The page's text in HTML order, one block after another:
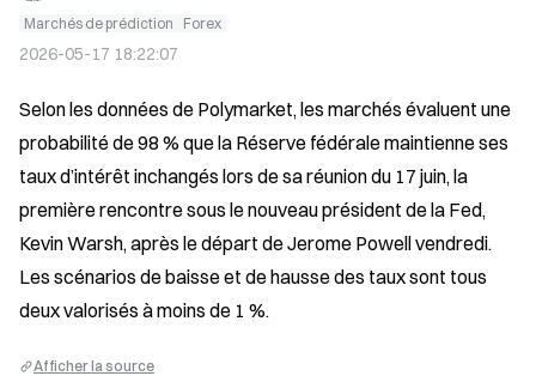
Marchés de prédiction Forex
2026-05-17 18:22:07
Selon les données de Polymarket, les marchés évaluent une
probabilité de 98 % que la Réserve fédérale maintienne ses
taux d’intérêt inchangés lors de sa réunion du 17 juin, la
première rencontre sous le nouveau président de la Fed,
Kevin Warsh, après le départ de Jerome Powell vendredi.
Les scénarios de baisse et de hausse des taux sont tous
deux valorisés à moins de 1 %.
Afficher la source